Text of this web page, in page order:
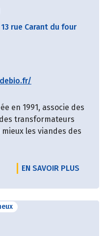
13 rue Carant du four
en 1991, associe des
transformateurs
les viandes des
EN SAVOIR PLUS